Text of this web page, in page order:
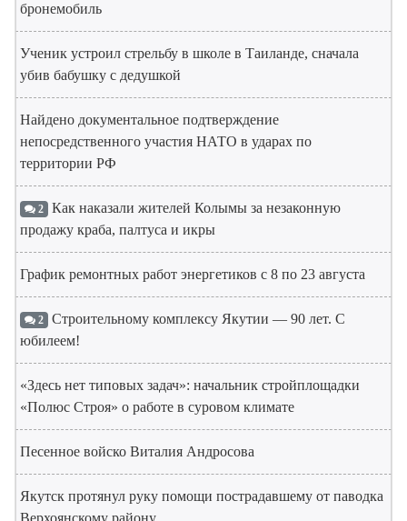
бронемобиль
Ученик устроил стрельбу в школе в Таиланде, сначала
убив бабушку с дедушкой
Найдено документальное подтверждение
непосредственного участия НАТО в ударах по
территории РФ
2 Как наказали жителей Колымы за незаконную
продажу краба, палтуса и икры
График ремонтных работ энергетиков с 8 по 23 августа
2 Строительному комплексу Якутии — 90 лет. С
юбилеем!
«Здесь нет типовых задач»: начальник стройплощадки
«Полюс Строя» о работе в суровом климате
Песенное войско Виталия Андросова
Якутск протянул руку помощи пострадавшему от паводка